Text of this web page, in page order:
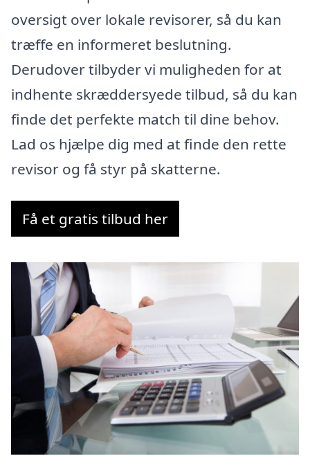
oversigt over lokale revisorer, så du kan
træffe en informeret beslutning.
Derudover tilbyder vi muligheden for at
indhente skræddersyede tilbud, så du kan
finde det perfekte match til dine behov.
Lad os hjælpe dig med at finde den rette
revisor og få styr på skatterne.
Få et gratis tilbud her